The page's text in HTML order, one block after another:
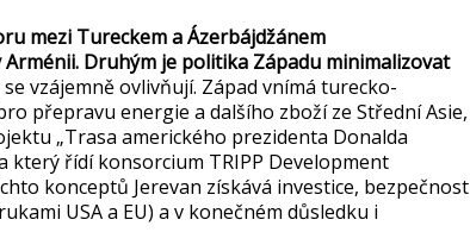
mezi Tureckem a Ázerbájdžánem
Druhým je politika Západu minimalizovat
vzájemně ovlivňují. Západ vnímá turecko-
přepravu energie a dalšího zboží ze Střední Asie,
„Trasa amerického prezidenta Donalda
který řídí konsorcium TRIPP Development
konceptů Jerevan získává investice, bezpečnost
USA a EU) a v konečném důsledku i